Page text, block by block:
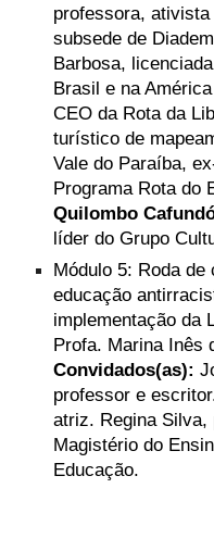
professora,
subsede de
Barbosa,
Brasil e na
CEO da Rota da
turístico de
Vale do Paraíba,
Programa Rota do
Quilombo
líder do Grupo
Módulo 5: Roda
educação
implementação da
Profa. Marina Inês
Convidados(as):
professor e
atriz. Regina
Magistério do
Educação.